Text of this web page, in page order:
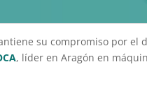
su compromiso por el
, líder en Aragón en